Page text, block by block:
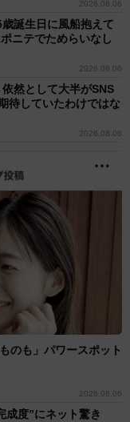
2026.08.06
誕生日に風船抱えて
ニテでためらいなし
2026.08.06
然として大半がSNS
待していたわけではな
2026.08.06
のも」パワースポット
2026.08.06
成度”にネット驚き